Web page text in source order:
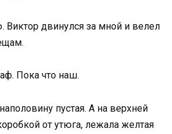
Виктор двинулся за мной и велел
Пока что наш.
пустая. А на верхней
от утюга, лежала желтая